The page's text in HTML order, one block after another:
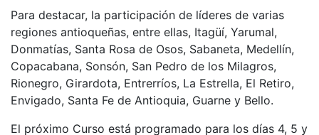
Para destacar, la participación de líderes de varias
regiones antioqueñas, entre ellas, Itagüí, Yarumal,
Donmatías, Santa Rosa de Osos, Sabaneta, Medellín,
Copacabana, Sonsón, San Pedro de los Milagros,
Rionegro, Girardota, Entrerríos, La Estrella, El Retiro,
Envigado, Santa Fe de Antioquia, Guarne y Bello.
El próximo Curso está programado para los días 4, 5 y